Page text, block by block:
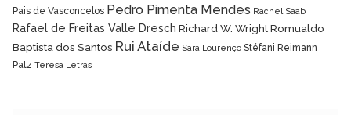
Pais de Vasconcelos Pedro Pimenta Mendes Rachel Saab
Rafael de Freitas Valle Dresch Richard W. WrightRomualdo
Baptista dos Santos Rui Ataíde Sara Lourenço Stéfani Reimann
Patz Teresa Letras